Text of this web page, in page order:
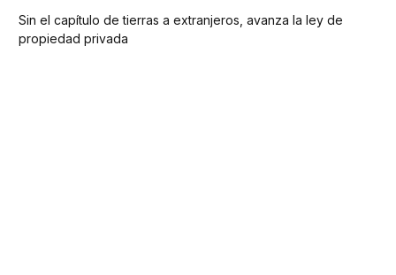
Sin el capítulo de tierras a extranjeros, avanza la ley de
propiedad privada